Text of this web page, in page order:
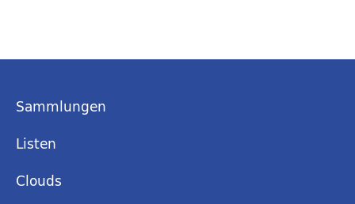
Sammlungen
Listen
Clouds